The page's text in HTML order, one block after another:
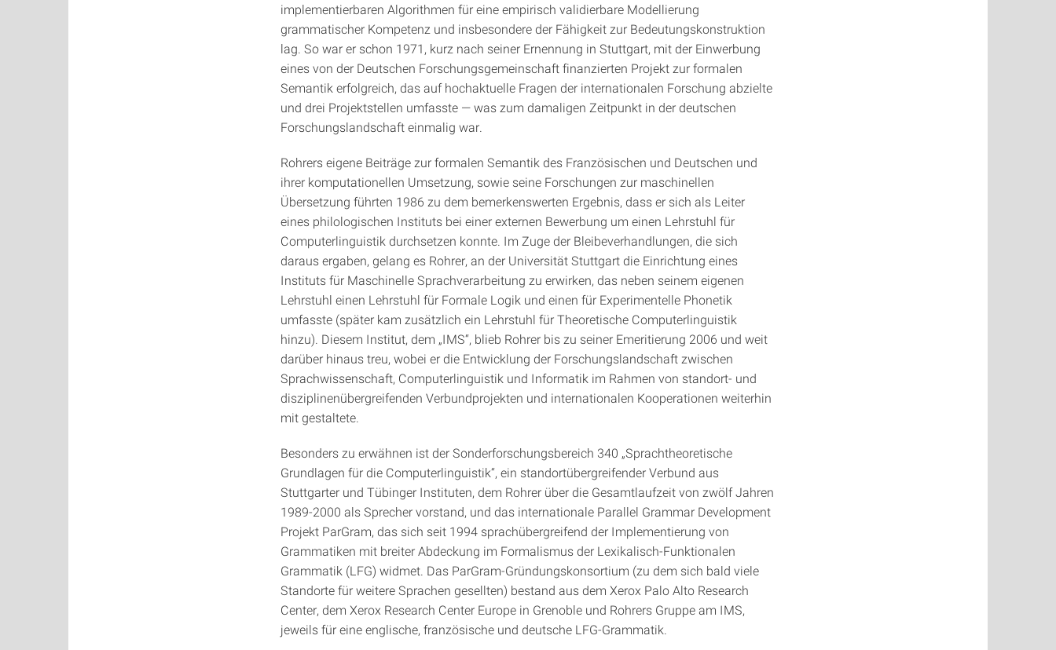
implementierbaren Algorithmen für eine empirisch validierbare Modellierung
grammatischer Kompetenz und insbesondere der Fähigkeit zur Bedeutungskonstruktion
lag. So war er schon 1971, kurz nach seiner Ernennung in Stuttgart, mit der Einwerbung
eines von der Deutschen Forschungsgemeinschaft finanzierten Projekt zur formalen
Semantik erfolgreich, das auf hochaktuelle Fragen der internationalen Forschung abzielte
und drei Projektstellen umfasste — was zum damaligen Zeitpunkt in der deutschen
Forschungslandschaft einmalig war.
Rohrers eigene Beiträge zur formalen Semantik des Französischen und Deutschen und
ihrer komputationellen Umsetzung, sowie seine Forschungen zur maschinellen
Übersetzung führten 1986 zu dem bemerkenswerten Ergebnis, dass er sich als Leiter
eines philologischen Instituts bei einer externen Bewerbung um einen Lehrstuhl für
Computerlinguistik durchsetzen konnte. Im Zuge der Bleibeverhandlungen, die sich
daraus ergaben, gelang es Rohrer, an der Universität Stuttgart die Einrichtung eines
Instituts für Maschinelle Sprachverarbeitung zu erwirken, das neben seinem eigenen
Lehrstuhl einen Lehrstuhl für Formale Logik und einen für Experimentelle Phonetik
umfasste (später kam zusätzlich ein Lehrstuhl für Theoretische Computerlinguistik
hinzu). Diesem Institut, dem „IMS“, blieb Rohrer bis zu seiner Emeritierung 2006 und weit
darüber hinaus treu, wobei er die Entwicklung der Forschungslandschaft zwischen
Sprachwissenschaft, Computerlinguistik und Informatik im Rahmen von standort- und
disziplinenübergreifenden Verbundprojekten und internationalen Kooperationen weiterhin
mit gestaltete.
Besonders zu erwähnen ist der Sonderforschungsbereich 340 „Sprachtheoretische
Grundlagen für die Computerlinguistik“, ein standortübergreifender Verbund aus
Stuttgarter und Tübinger Instituten, dem Rohrer über die Gesamtlaufzeit von zwölf Jahren
1989-2000 als Sprecher vorstand, und das internationale Parallel Grammar Development
Projekt ParGram, das sich seit 1994 sprachübergreifend der Implementierung von
Grammatiken mit breiter Abdeckung im Formalismus der Lexikalisch-Funktionalen
Grammatik (LFG) widmet. Das ParGram-Gründungskonsortium (zu dem sich bald viele
Standorte für weitere Sprachen gesellten) bestand aus dem Xerox Palo Alto Research
Center, dem Xerox Research Center Europe in Grenoble und Rohrers Gruppe am IMS,
jeweils für eine englische, französische und deutsche LFG-Grammatik.